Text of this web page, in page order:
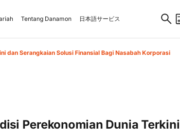
Tentang Danamon 日本語サービス
dan Serangkaian Solusi Finansial Bagi Nasabah Korporasi
Perekonomian Dunia Terkini